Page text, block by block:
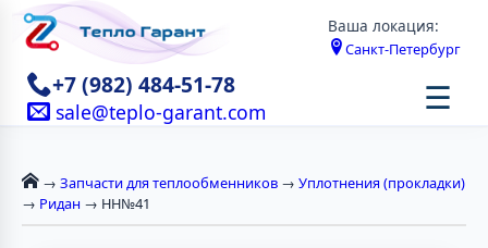
Ваша локация:
Санкт-Петербург
+7 (982) 484-51-78
sale@teplo-garant.com ☰
→ Запчасти для теплообменников → Уплотнения (прокладки)
→ Ридан → НН№41